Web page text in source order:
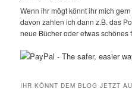
Wenn ihr mögt könnt ihr mich
davon zahlen ich dann z.B. das
neue Bücher oder etwas schönes
IHR KÖNNT DEM BLOG JETZT